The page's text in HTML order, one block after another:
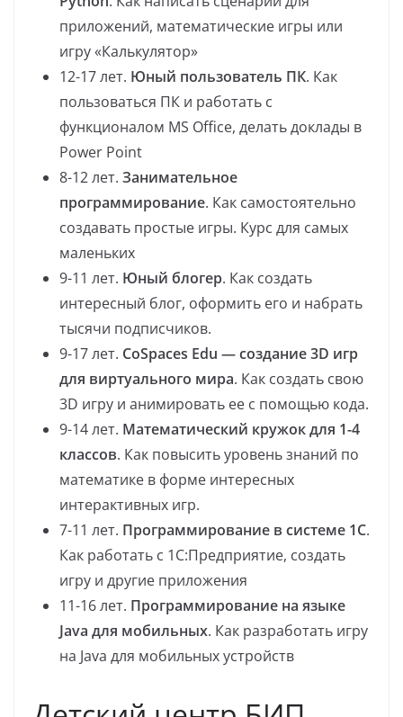
приложений, математические игры или
игру «Калькулятор»
12-17 лет. Юный пользователь ПК. Как
пользоваться ПК и работать с
функционалом MS Office, делать доклады в
Power Point
8-12 лет. Занимательное
программирование. Как самостоятельно
создавать простые игры. Курс для самых
маленьких
9-11 лет. Юный блогер. Как создать
интересный блог, оформить его и набрать
тысячи подписчиков.
9-17 лет. CoSpaces Edu — создание 3D игр
для виртуального мира. Как создать свою
3D игру и анимировать ее с помощью кода.
9-14 лет. Математический кружок для 1-4
классов. Как повысить уровень знаний по
математике в форме интересных
интерактивных игр.
7-11 лет. Программирование в системе 1С.
Как работать с 1С:Предприятие, создать
игру и другие приложения
11-16 лет. Программирование на языке
Java для мобильных. Как разработать игру
на Java для мобильных устройств